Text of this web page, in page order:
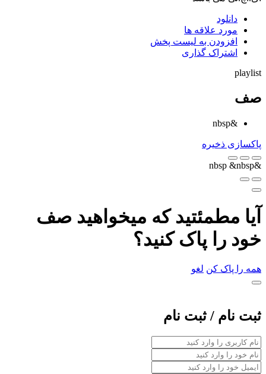
دانلود
مورد علاقه ها
افزودن به لیست پخش
اشتراک گذاری
playlist
صف
&nbsp
پاکسازی ذخیره
&nbsp
&nbsp
آیا مطمئتید که میخواهید صف
خود را پاک کنید؟
همه را پاک کن لغو
ثبت نام / ثبت نام